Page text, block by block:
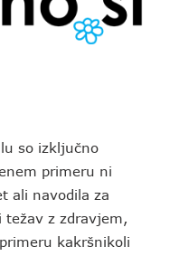
so izključno
primeru ni
ali navodila za
z zdravjem,
kakršnikoli